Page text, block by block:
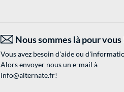
Nous sommes là pour vous
Vous avez besoin d'aide ou
Alors envoyer nous un e-mail à
info@alternate.fr!